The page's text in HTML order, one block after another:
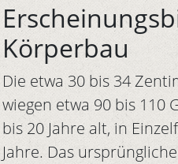
Körperbau
Die etwa 30 bis 34
wiegen etwa 90 bis 110
bis 20 Jahre alt, in
Jahre. Das